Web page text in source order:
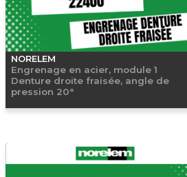
NORELEM
Engrenage en acier, module 1
Denture droite fraisée, angle de
pression 20°